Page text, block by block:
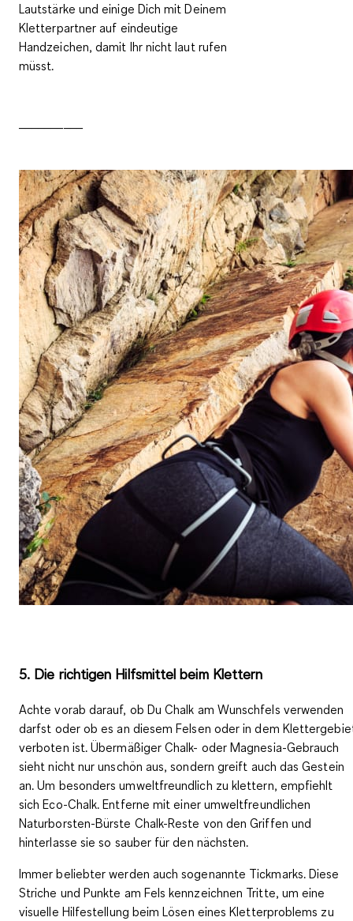
Lautstärke und einige Dich mit Deinem
Kletterpartner auf eindeutige
Handzeichen, damit Ihr nicht laut rufen
müsst.
5. Die richtigen Hilfsmittel beim Klettern
Achte vorab darauf, ob Du Chalk am Wunschfels verwenden
darfst oder ob es an diesem Felsen oder in dem
verboten ist. Übermäßiger Chalk- oder Magnesia-Gebrauch
sieht nicht nur unschön aus, sondern greift auch das Gestein
an. Um besonders umweltfreundlich zu klettern, empfiehlt
sichEco-Chalk. Entferne mit einer umweltfreundlichen
Naturborsten-Bürste Chalk-Reste von den Griffen und
hinterlasse sie so sauber für den nächsten.
Immer beliebter werden auch sogenannte Tickmarks. Diese
Striche und Punkte am Fels kennzeichnen Tritte, um eine
visuelle Hilfestellung beim Lösen eines Kletterproblems zu